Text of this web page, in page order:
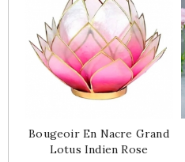
Bougeoir En Nacre Grand
Lotus Indien Rose